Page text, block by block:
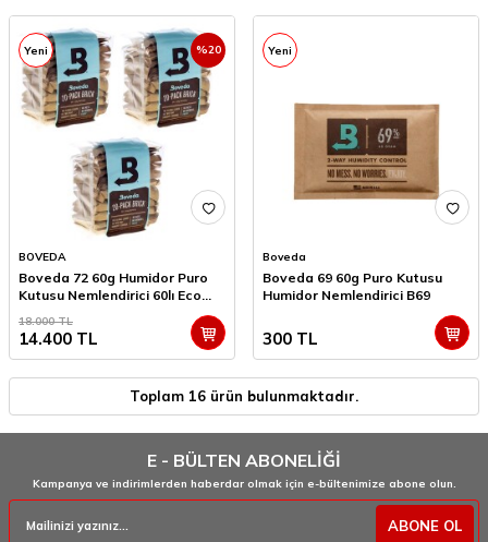
%20
Yeni
BOVEDA
Boveda 72 60g Humidor Puro
Kutusu Nemlendirici 60lı Eco
18.000TL
14.400 TL
Yeni
Boveda
Boveda 69 60g Puro Kutusu
Humidor Nemlendirici B69
300 TL
Toplam 16 ürün bulunmaktadır.
E - BÜLTEN ABONELİĞİ
Kampanya ve indirimlerden haberdar olmak için e-bültenimize abone olun.
ABONE OL